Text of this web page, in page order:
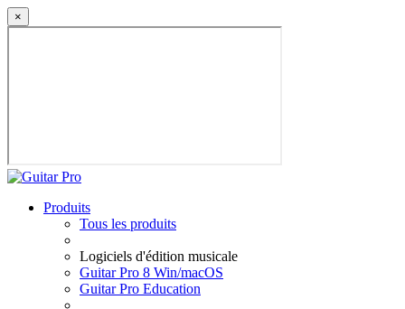
×
Produits
Tous les produits
Logiciels d'édition musicale
Guitar Pro 8 Win/macOS
Guitar Pro Education